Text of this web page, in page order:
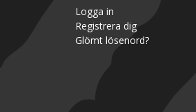
Logga in
Registrera dig
Glömt lösenord?